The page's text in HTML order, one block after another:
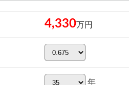
4,330万円
年